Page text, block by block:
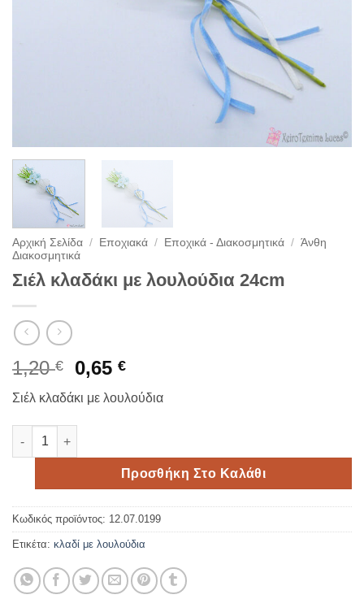
Αρχική Σελίδα / Εποχιακά / Εποχικά - Διακοσμητικά / Άνθη
Διακοσμητικά
Σιέλ κλαδάκι με λουλούδια 24cm
1,20€
Original
price
was:
1,20 €.
0,65€Η
τρέχουσα
τιμή
Σιέλ κλαδάκι με λουλούδια
Σιέλ κλαδάκι με λουλούδια 24cm ποσότητα
Προσθήκη Στο Καλάθι
Κωδικός προϊόντος: 12.07.0199
Ετικέτα: κλαδί με λουλούδια